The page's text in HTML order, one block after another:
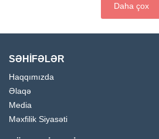
Daha çox
SƏHİFƏLƏR
Haqqımızda
Əlaqə
Media
Məxfilik Siyasəti